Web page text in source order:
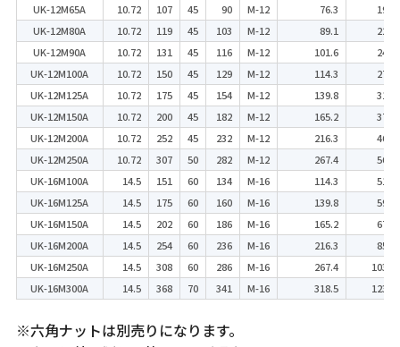
UK-12M65A
10.72 107 45 90 M-12 76.3
197
UK-12M80A
10.72 119 45 103 M-12 89.1
225
UK-12M90A
10.72 131 45 116 M-12 101.6
243
UK-12M100A
10.72 150 45 129 M-12 114.3
274
UK-12M125A
10.72 175 45 154 M-12 139.8
318
UK-12M150A
10.72 200 45 182 M-12 165.2
373
UK-12M200A
10.72 252 45 232 M-12 216.3
462
UK-12M250A
10.72 307 50 282 M-12 267.4
561
UK-16M100A
14.5 151 60 134 M-16 114.3
511
UK-16M125A
14.5 175 60 160 M-16 139.8
597
UK-16M150A
14.5 202 60 186 M-16 165.2
679
UK-16M200A
14.5 254 60 236 M-16 216.3
859
UK-16M250A
14.5 308 60 286 M-16 267.4
1036
UK-16M300A
14.5 368 70 341 M-16 318.5 1234
※六角ナットは別売りになります。